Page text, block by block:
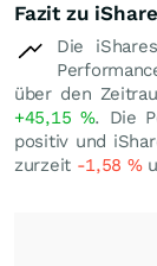
Fazit zu
Die
über den
+45,15 %. Die
positiv und
zurzeit -1,58 %